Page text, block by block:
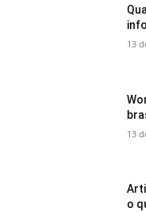
13
13
o